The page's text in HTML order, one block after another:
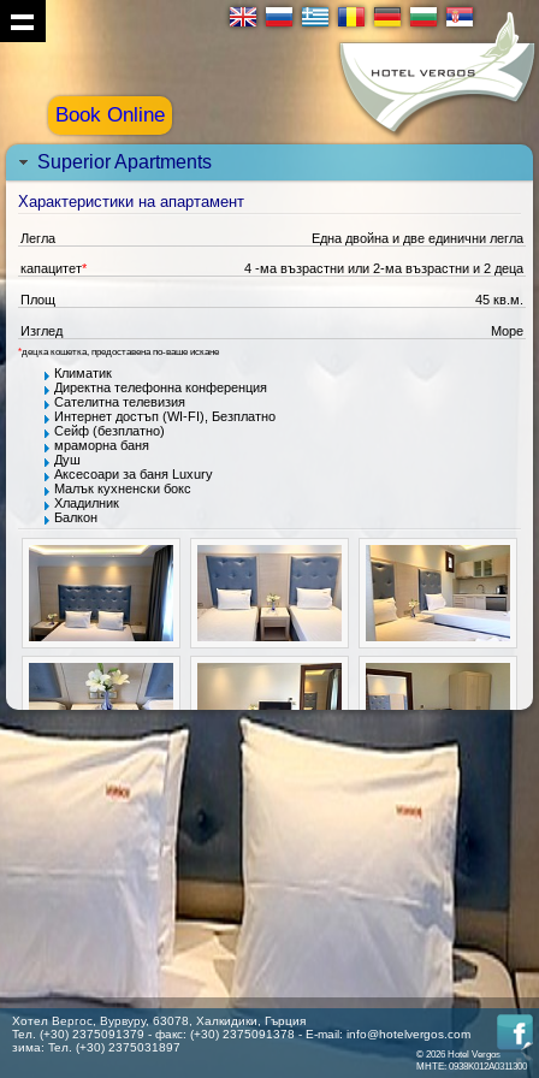
Book Online
Superior Apartments
Характеристики на апартамент
Легла Една двойна и две единични легла
капацитет* 4 -ма възрастни или 2-ма възрастни и 2 деца
Площ 45 кв.м.
Изглед Море
*децка кошетка, предоставена по-ваше искане
Климатик
Директна телефонна конференция
Сателитна телевизия
Интернет достъп (WI-FI), Безплатно
Сейф (безплатно)
мраморна баня
Душ
Аксесоари за баня Luxury
Малък кухненски бокс
Хладилник
Балкон
Хотел Вергос, Вурвуру, 63078, Халкидики, Гърция
Тел. (+30) 2375091379 - факс: (+30) 2375091378 - E-mail: info@hotelvergos.com
зима: Тел. (+30) 2375031897
© 2026 Hotel Vergos
MHTE: 0938K012A0311300